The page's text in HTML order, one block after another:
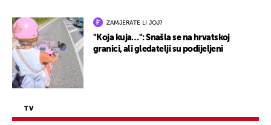
ZAMJERATE LI JOJ?
"Koja kuja…": Snašla se na hrvatskoj
granici, ali gledatelji su podijeljeni
TV